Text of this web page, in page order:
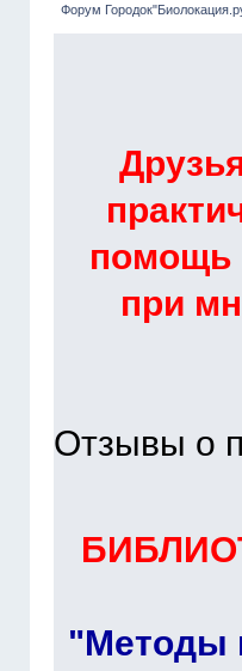
Форум
помощь
при
Отзывы о
"Методы